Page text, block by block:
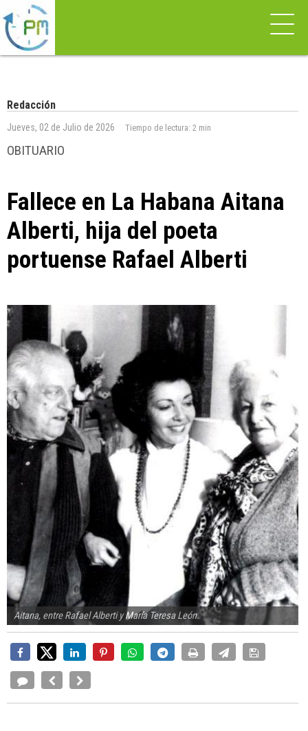
Redacción
Jueves, 02 de Julio de 2026 Tiempo de lectura: 2 min
OBITUARIO
Fallece en La Habana Aitana
Alberti, hija del poeta
portuense Rafael Alberti
Aitana, entre Rafael Alberti y María Teresa León.